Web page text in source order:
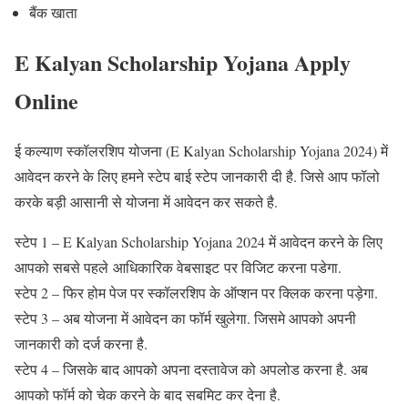
बैंक खाता
E Kalyan Scholarship Yojana Apply
Online
ई कल्याण स्कॉलरशिप योजना (E Kalyan Scholarship Yojana 2024) में
आवेदन करने के लिए हमने स्टेप बाई स्टेप जानकारी दी है. जिसे आप फॉलो
करके बड़ी आसानी से योजना में आवेदन कर सकते है.
स्टेप 1 – E Kalyan Scholarship Yojana 2024 में आवेदन करने के लिए
आपको सबसे पहले आधिकारिक वेबसाइट पर विजिट करना पडेगा.
स्टेप 2 – फिर होम पेज पर स्कॉलरशिप के ऑप्शन पर क्लिक करना पड़ेगा.
स्टेप 3 – अब योजना में आवेदन का फॉर्म खुलेगा. जिसमे आपको अपनी
जानकारी को दर्ज करना है.
स्टेप 4 – जिसके बाद आपको अपना दस्तावेज को अपलोड करना है. अब
आपको फॉर्म को चेक करने के बाद सबमिट कर देना है.